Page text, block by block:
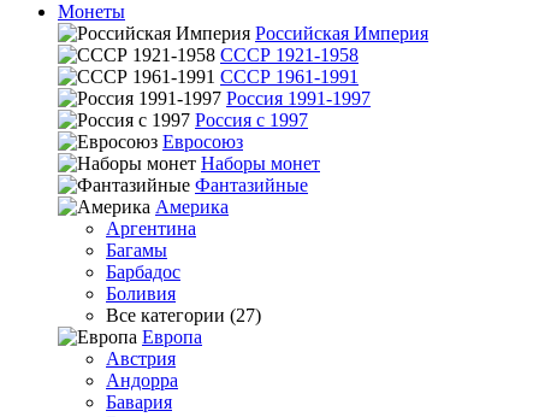
Монеты
Российская Империя
СССР 1921-1958
СССР 1961-1991
Россия 1991-1997
Россия с 1997
Евросоюз
Наборы монет
Фантазийные
Америка
Аргентина
Багамы
Барбадос
Боливия
Все категории (27)
Европа
Австрия
Андорра
Бавария